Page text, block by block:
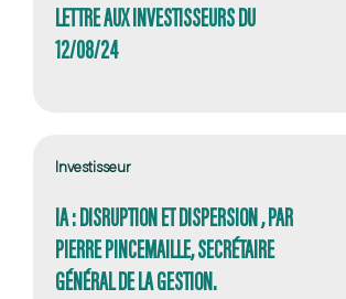
LETTRE AUX INVESTISSEURS DU
12/08/24
Investisseur
IA : DISRUPTION ET DISPERSION , PAR
PIERRE PINCEMAILLE, SECRÉTAIRE
GÉNÉRAL DE LA GESTION.